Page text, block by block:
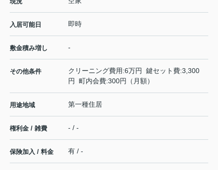
入居可能日 即時
敷金積み増し -
その他条件
クリーニング費用:6万円 鍵セット費:3,300
円 町内会費:300円（月額）
用途地域 第一種住居
権利金 / 雑費 - / -
保険加入 / 料金 有 / -